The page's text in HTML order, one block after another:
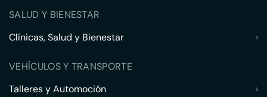
SALUD Y BIENESTAR
Clínicas, Salud y Bienestar
›
VEHÍCULOS Y TRANSPORTE
Talleres y Automoción
›